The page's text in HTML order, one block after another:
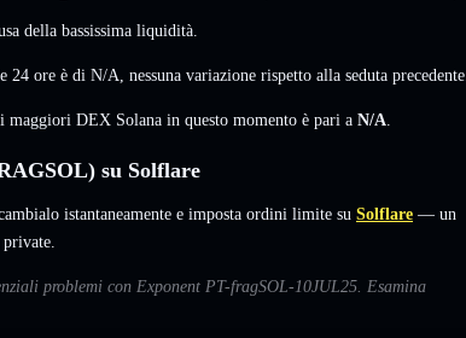
della bassissima liquidità.
24 ore è di N/A nessuna variazione rispetto alla seduta precedente.
maggiori DEX Solana in questo momento è pari a N/A
su Solflare
istantaneamente e imposta ordini limite su Solflare — un
problemi con Exponent PT-fragSOL-10JUL25. Esamina